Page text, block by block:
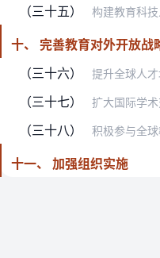
（三十五） 构建教育科技人才一体统筹推进机制。加强主管部
（三十六）
提升全球人才培养和集聚能力。加强对出国留学人
（三十七） 扩大国际学术交流和教育科研合作。支持高水平研
（三十八） 积极参与全球教育治理。深化同联合国教科文组织
十一、 加强组织实施